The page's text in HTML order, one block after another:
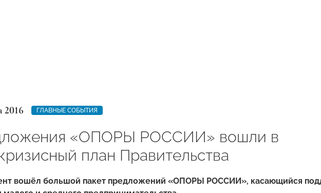
2016 ГЛАВНЫЕ СОБЫТИЯ
«ОПОРЫ РОССИИ» вошли в
план Правительства
вошёл большой пакет предложений «ОПОРЫ РОССИИ», касающийся